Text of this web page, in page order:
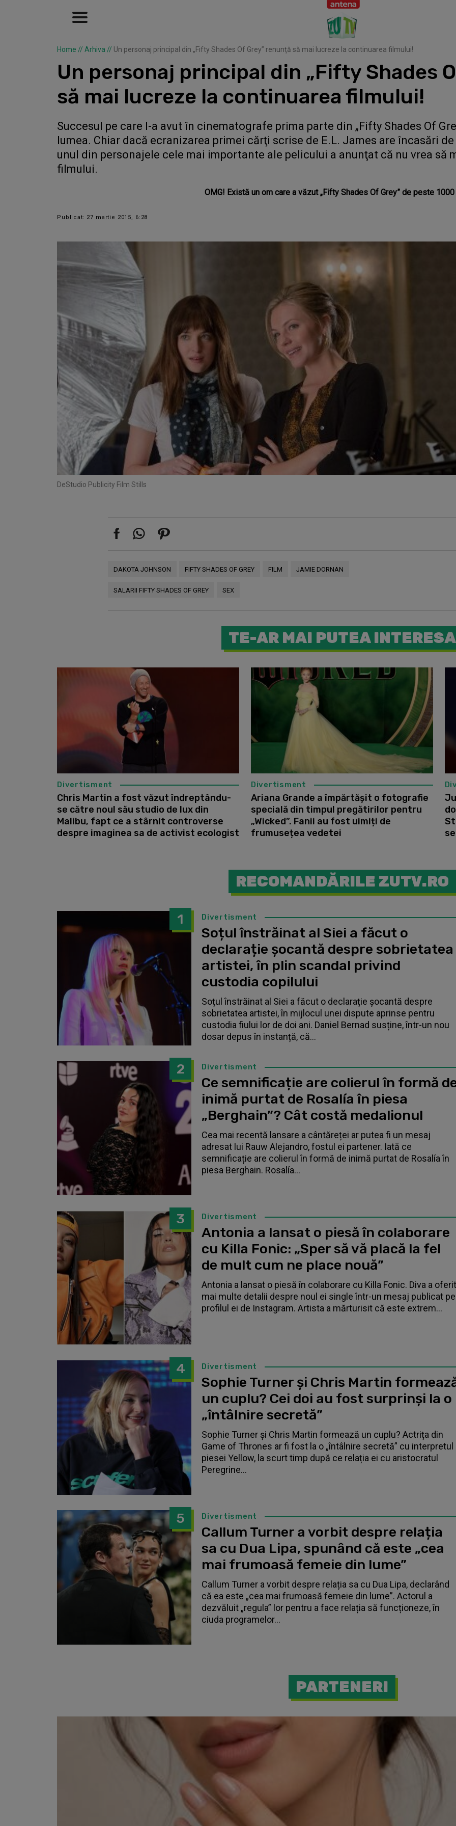
Home // Arhiva // Un personaj principal din „Fifty Shades Of Grey” renunţă să mai lucreze la continuarea filmului!
Un personaj principal din „Fifty Shades
să mai lucreze la continuarea filmului!
Succesul pe care l-a avut în cinematografe prima parte din „Fifty Shades Of
lumea. Chiar dacă ecranizarea primei cărţi scrise de E.L. James are încasări
unul din personajele cele mai importante ale pelicului a anunţat că nu vrea să
filmului.
OMG! Există un om care a văzut „Fifty Shades Of Grey” de peste
Publicat: 27 martie 2015, 6:28
DeStudio Publicity Film Stills
DAKOTA JOHNSON FIFTY SHADES OF GREY FILM JAMIE DORNAN
SALARII FIFTY SHADES OF GREY SEX
TE-AR MAI PUTEA INTERESA
Divertisment
Chris Martin a fost văzut îndreptându-
se către noul său studio de lux din
Malibu, fapt ce a stârnit controverse
despre imaginea sa de activist ecologist
Divertisment
Ariana Grande a împărtășit o fotografie
specială din timpul pregătirilor pentru
„Wicked”. Fanii au fost uimiți de
frumusețea vedetei
RECOMANDĂRILE ZUTV.RO
1 Divertisment
Soțul înstrăinat al Siei a făcut o
declarație șocantă despre sobrietatea
artistei, în plin scandal privind
custodia copilului
Soțul înstrăinat al Siei a făcut o declarație șocantă despre
sobrietatea artistei, în mijlocul unei dispute aprinse pentru
custodia fiului lor de doi ani. Daniel Bernad susține, într-un nou
dosar depus în instanță, că...
2 Divertisment
Ce semnificație are colierul în formă
inimă purtat de Rosalía în piesa
„Berghain”? Cât costă medalionul
Cea mai recentă lansare a cântăreței ar putea fi un mesaj
adresat lui Rauw Alejandro, fostul ei partener. Iată ce
semnificație are colierul în formă de inimă purtat de Rosalía în
piesa Berghain. Rosalía...
3 Divertisment
Antonia a lansat o piesă în colaborare
cu Killa Fonic: „Sper să vă placă la fel
de mult cum ne place nouă”
Antonia a lansat o piesă în colaborare cu Killa Fonic. Diva a oferit
mai multe detalii despre noul ei single într-un mesaj publicat pe
profilul ei de Instagram. Artista a mărturisit că este extrem...
4 Divertisment
Sophie Turner și Chris Martin
un cuplu? Cei doi au fost surprinși la o
„întâlnire secretă”
Sophie Turner și Chris Martin formează un cuplu? Actrița din
Game of Thrones ar fi fost la o „întâlnire secretă” cu interpretul
piesei Yellow, la scurt timp după ce relația ei cu aristocratul
Peregrine...
5 Divertisment
Callum Turner a vorbit despre relația
sa cu Dua Lipa, spunând că este „cea
mai frumoasă femeie din lume”
Callum Turner a vorbit despre relația sa cu Dua Lipa, declarând
că ea este „cea mai frumoasă femeie din lume”. Actorul a
dezvăluit „regula” lor pentru a face relația să funcționeze, în
ciuda programelor...
PARTENERI